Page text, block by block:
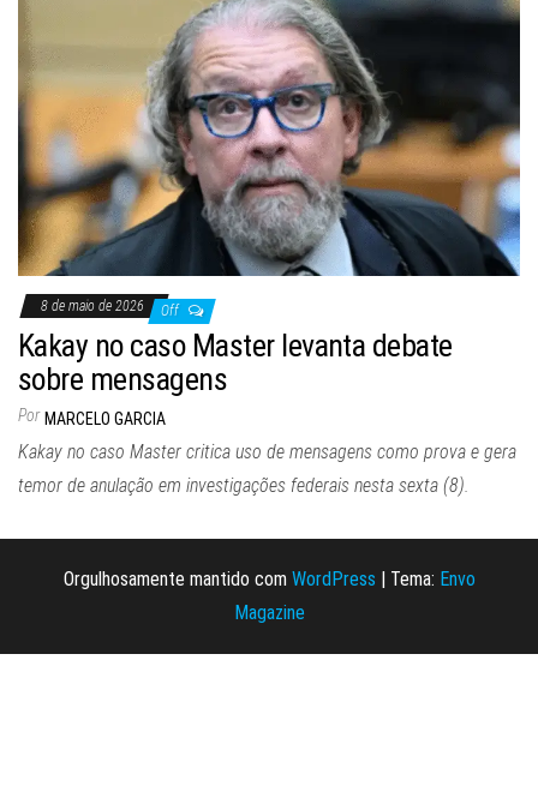
8 de maio de 2026 Off
Kakay no caso Master levanta debate
sobre mensagens
Por MARCELO GARCIA
Kakay no caso Master critica uso de mensagens como prova e gera
temor de anulação em investigações federais nesta sexta (8).
Orgulhosamente mantido com WordPress | Tema: Envo
Magazine